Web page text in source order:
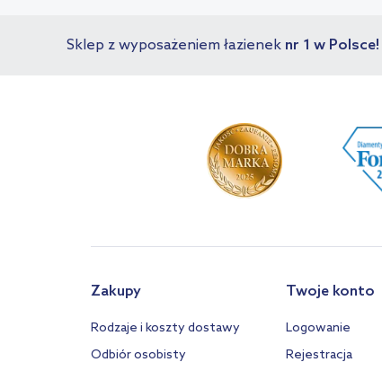
Sklep z wyposażeniem łazienek nr 1 w Polsce!
Zakupy
Rodzaje i koszty dostawy
Odbiór osobisty
Twoje konto
Logowanie
Rejestracja